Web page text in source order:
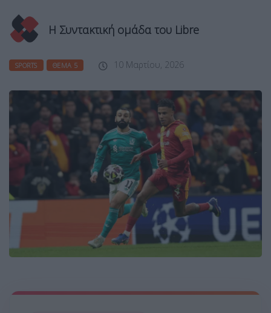
Η Συντακτική ομάδα του Libre
SPORTS ΘΈΜΑ 5 10 Μαρτίου, 2026